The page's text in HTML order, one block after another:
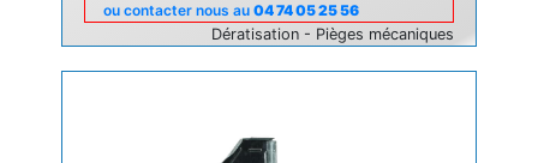
ou contacter nous au 04 74 05 25 56
Dératisation - Pièges mécaniques